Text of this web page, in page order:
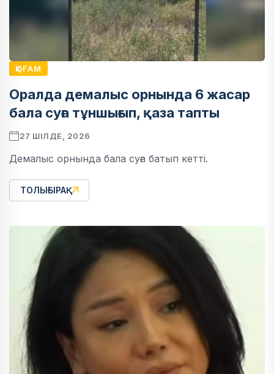
ҚОҒАМ
Оралда демалыс орнында 6 жасар
бала суға тұншығып, қаза тапты
27 ШІЛДЕ, 2026
Демалыс орнында бала суға батып кетті.
ТОЛЫҒЫРАҚ